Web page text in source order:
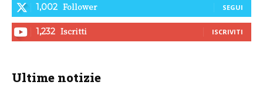
1,002 Follower SEGUI
1,232 Iscritti ISCRIVITI
Ultime notizie